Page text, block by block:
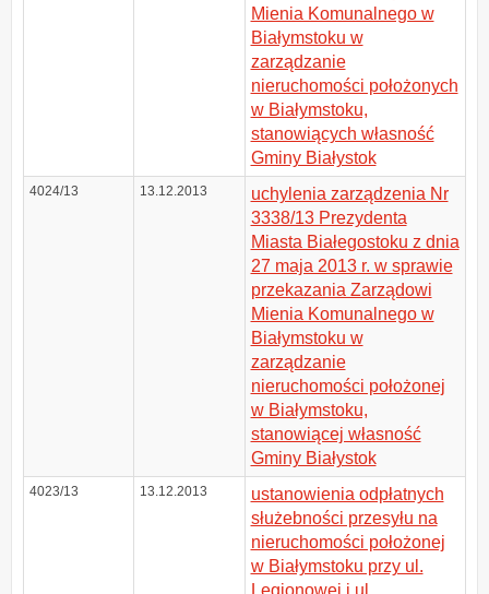
Mienia Komunalnego w
Białymstoku w
zarządzanie
nieruchomości położonych
w Białymstoku,
stanowiących własność
Gminy Białystok
4024/13 13.12.2013
uchylenia zarządzenia Nr
3338/13 Prezydenta
Miasta Białegostoku z dnia
27 maja 2013 r. w sprawie
przekazania Zarządowi
Mienia Komunalnego w
Białymstoku w
zarządzanie
nieruchomości położonej
w Białymstoku,
stanowiącej własność
Gminy Białystok
4023/13 13.12.2013
ustanowienia odpłatnych
służebności przesyłu na
nieruchomości położonej
w Białymstoku przy ul.
Legionowej i ul.